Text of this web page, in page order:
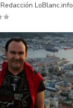
Redacción LoBlanc.info